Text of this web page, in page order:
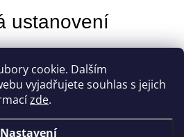
cookie. Dalším
vyjadřujete souhlas s jejich
zde.
Nastavení
ustanovení
podle práva České republiky
soudy České republiky. Tímto
práva spotřebitelů.
2025